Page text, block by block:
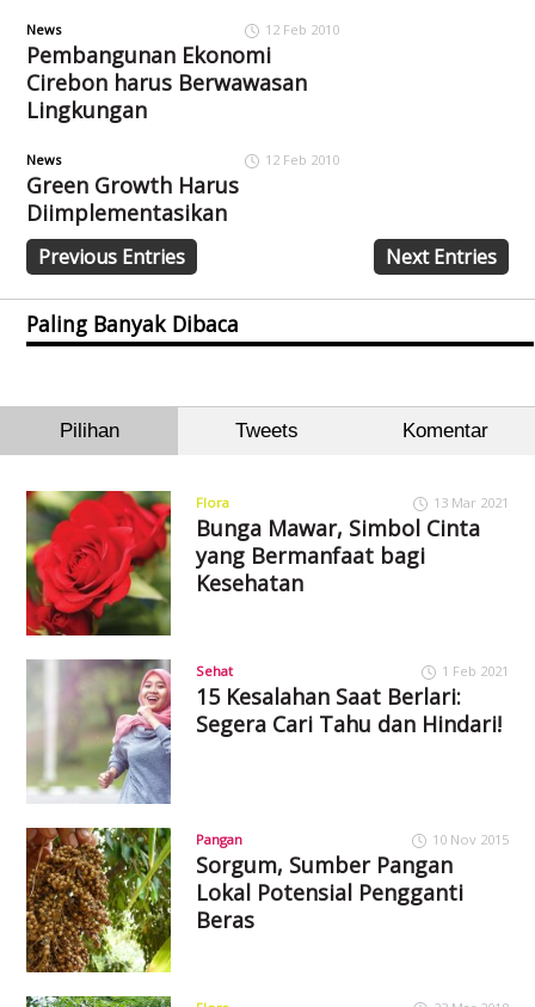
News 12 Feb 2010
Pembangunan Ekonomi
Cirebon harus Berwawasan
Lingkungan
News 12 Feb 2010
Green Growth Harus
Diimplementasikan
Previous Entries Next Entries
Paling Banyak Dibaca
Pilihan Tweets Komentar
Flora 13 Mar 2021
Bunga Mawar, Simbol Cinta
yang Bermanfaat bagi
Kesehatan
Sehat 1 Feb 2021
15 Kesalahan Saat Berlari:
Segera Cari Tahu dan Hindari!
Pangan 10 Nov 2015
Sorgum, Sumber Pangan
Lokal Potensial Pengganti
Beras